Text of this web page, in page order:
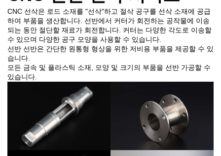
CNC 선삭은 로드 소재를 "선삭"하고 절삭 공구를 선삭 소재에 공급
하여 부품을 생산합니다. 선반에서 커터가 회전하는 공작물에 이송
되는 동안 절단할 재료가 회전합니다. 커터는 다양한 각도로 이송할
수 있으며 다양한 공구 모양을 사용할 수 있습니다.
선반 선반은 간단한 원통형 형상을 위한 저비용 부품을 제공할 수 있
습니다.
모든 금속 및 플라스틱 소재, 모양 및 크기의 부품을 선반 가공할 수
있습니다.